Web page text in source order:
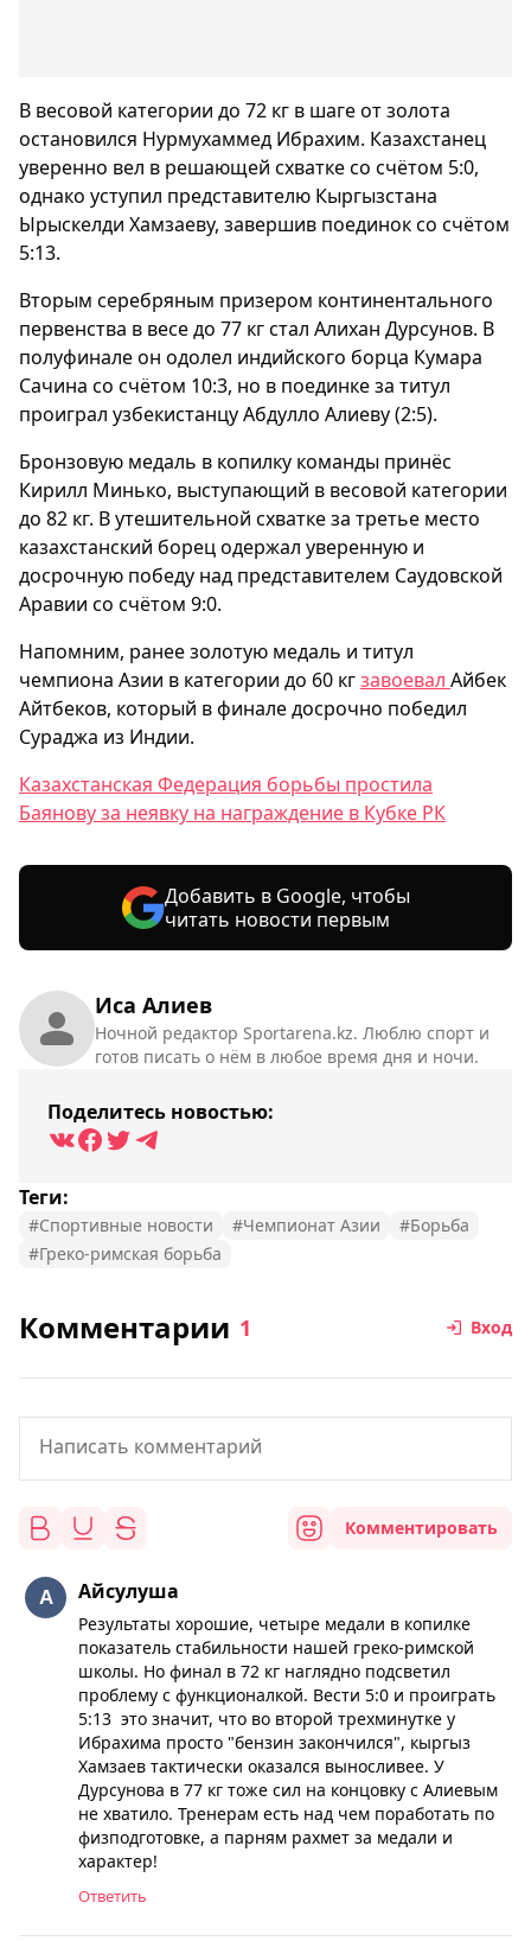
Иса Алиев
Ночной редактор Sportarena.kz. Люблю спорт и
готов писать о нём в любое время дня и ночи.
Поделитесь новостью:
Теги:
#Спортивные новости #Чемпионат Азии
#Борьба
#Греко-римская борьба
В весовой категории до 72 кг в шаге от золота
остановился Нурмухаммед Ибрахим. Казахстанец
уверенно вел в решающей схватке со счётом 5:0,
однако уступил представителю Кыргызстана
Ырыскелди Хамзаеву, завершив поединок со счётом
5:13.
Вторым серебряным призером континентального
первенства в весе до 77 кг стал Алихан Дурсунов. В
полуфинале он одолел индийского борца Кумара
Сачина со счётом 10:3, но в поединке за титул
проиграл узбекистанцу Абдулло Алиеву (2:5).
Бронзовую медаль в копилку команды принёс
Кирилл Минько, выступающий в весовой категории
до 82 кг. В утешительной схватке за третье место
казахстанский борец одержал уверенную и
досрочную победу над представителем Саудовской
Аравии со счётом 9:0.
Напомним, ранее золотую медаль и титул
чемпиона Азии в категории до 60 кгзавоевал Айбек
Айтбеков, который в финале досрочно победил
Сураджа из Индии.
Казахстанская Федерация борьбы простила
Баянову за неявку на награждение в Кубке РК
Добавить в Google, чтобы
читать новости первым
Комментарии 1 Вход
Комментировать
Айсулуша
Результаты хорошие, четыре медали в копилке
показатель стабильности нашей греко-римской
школы. Но финал в 72 кг наглядно подсветил
проблему с функционалкой. Вести 5:0 и проиграть
5:13 это значит, что во второй трехминутке у
Ибрахима просто "бензин закончился", кыргыз
Хамзаев тактически оказался выносливее. У
Дурсунова в 77 кг тоже сил на концовку с Алиевым
не хватило. Тренерам есть над чем поработать по
физподготовке, а парням рахмет за медали и
характер!
Ответить